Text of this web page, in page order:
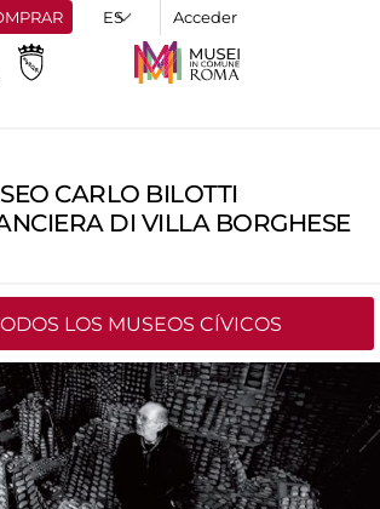
Acceder
CARLO BILOTTI
DI VILLA BORGHESE
LOS MUSEOS CÍVICOS